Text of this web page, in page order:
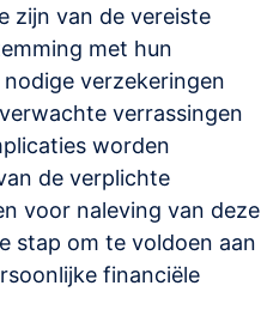
zijn van de vereiste
met hun
verzekeringen
verrassingen
worden
de verplichte
voor naleving van deze
stap om te voldoen aan
financiële